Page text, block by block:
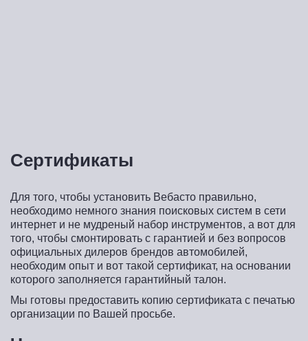
Сертификаты
Для того, чтобы установить Вебасто правильно,
необходимо немного знания поисковых систем в сети
интернет и не мудреный набор инструментов, а вот для
того, чтобы смонтировать с гарантией и без вопросов
официальных дилеров брендов автомобилей,
необходим опыт и вот такой сертификат, на основании
которого заполняется гарантийный талон.
Мы готовы предоставить копию сертификата с печатью
организации по Вашей просьбе.